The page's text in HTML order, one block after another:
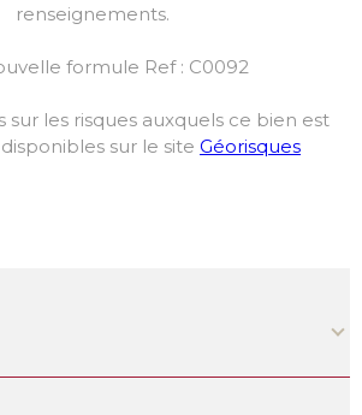
renseignements.
formule Ref : C0092
sur les risques auxquels ce bien est
sur le site Géorisques